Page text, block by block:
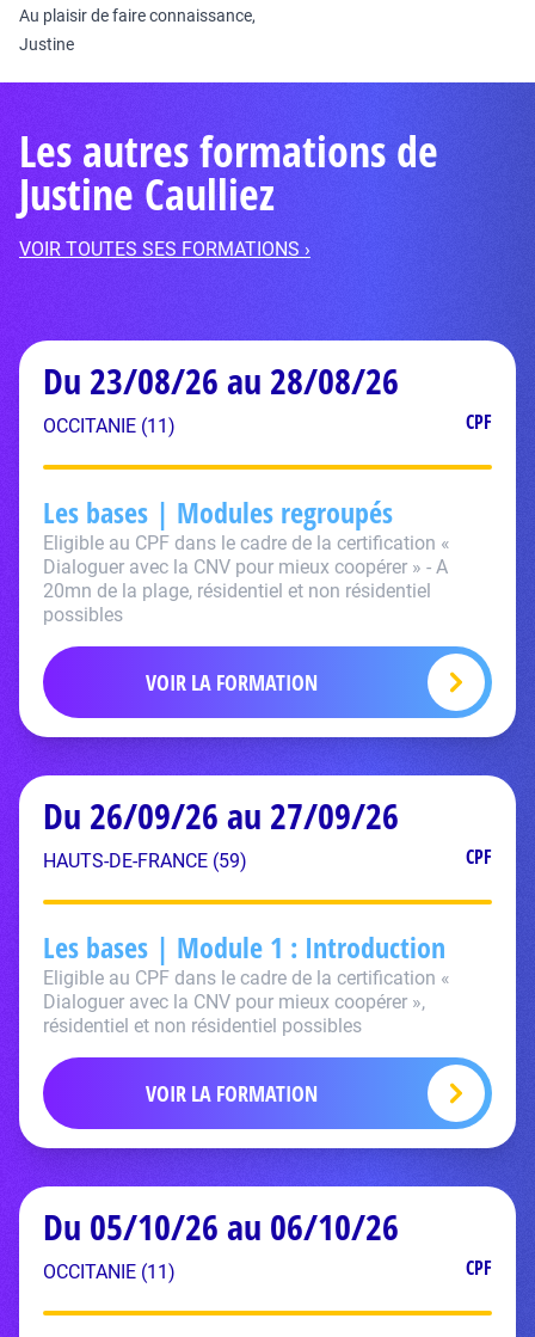
Au plaisir de faire connaissance,
Justine
Les autres formations de
Justine Caulliez
VOIR TOUTES SES FORMATIONS ›
Du 23/08/26 au 28/08/26
OCCITANIE (11) CPF
Les bases | Modules regroupés
Eligible au CPF dans le cadre de la certification «
Dialoguer avec la CNV pour mieux coopérer » - A
20mn de la plage, résidentiel et non résidentiel
possibles
VOIR LA FORMATION
Du 26/09/26 au 27/09/26
HAUTS-DE-FRANCE (59) CPF
Les bases | Module 1 : Introduction
Eligible au CPF dans le cadre de la certification «
Dialoguer avec la CNV pour mieux coopérer »,
résidentiel et non résidentiel possibles
VOIR LA FORMATION
Du 05/10/26 au 06/10/26
OCCITANIE (11) CPF